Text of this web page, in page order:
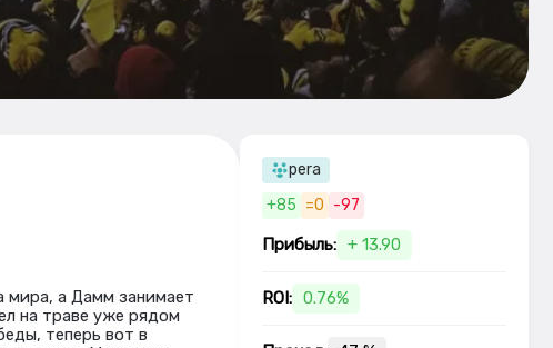
мира, а Дамм занимает
на траве уже рядом
теперь вот в
pera
+85 =0 -97
Прибыль: + 13.90
ROI: 0.76%